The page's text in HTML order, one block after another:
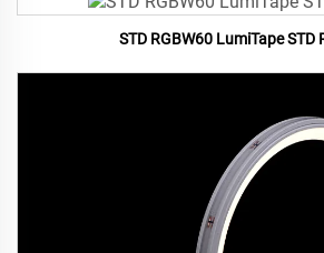
STD RGBW60 LumiTape STD